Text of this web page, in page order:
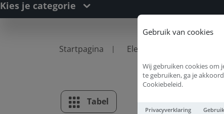
Gebruik van cookies
Wij gebruiken cookies om
te gebruiken, ga je
Cookiebeleid.
Privacyverklaring
Kies je categorie
Startpagina Elektra
Tabel Lijst